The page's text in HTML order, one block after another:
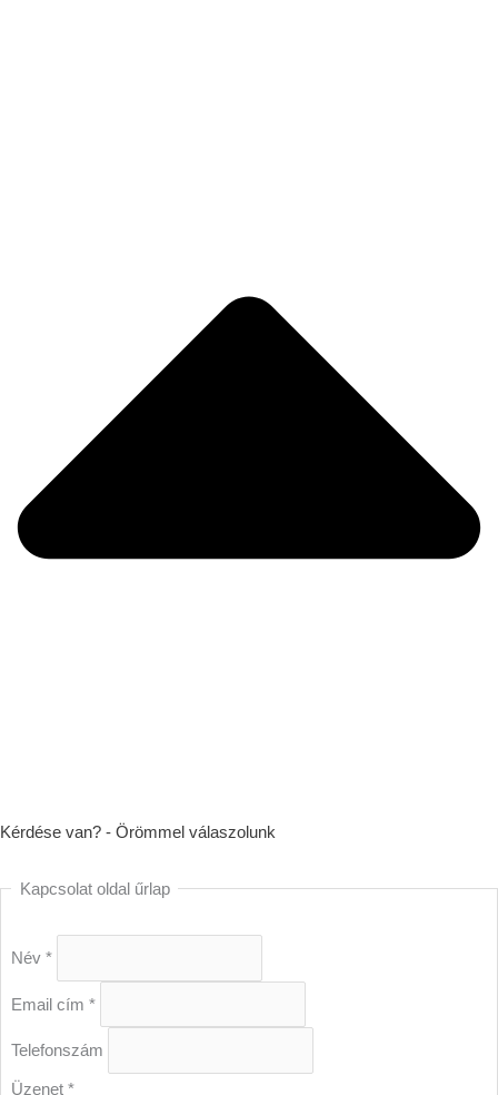
Kérdése van? - Örömmel válaszolunk
Kapcsolat oldal űrlap
Név*
Email cím*
Telefonszám
Üzenet*